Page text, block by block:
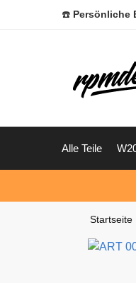
☎️ Persönliche
Alle Teile
Startseite